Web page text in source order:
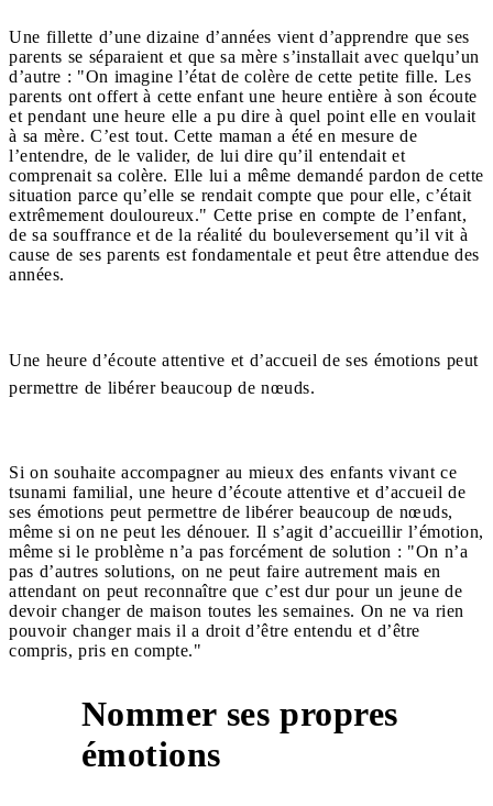
Une fillette d’une dizaine d’années vient d’apprendre que ses
parents se séparaient et que sa mère s’installait avec quelqu’un
d’autre : "On imagine l’état de colère de cette petite fille. Les
parents ont offert à cette enfant une heure entière à son écoute
et pendant une heure elle a pu dire à quel point elle en voulait
à sa mère. C’est tout. Cette maman a été en mesure de
l’entendre, de le valider, de lui dire qu’il entendait et
comprenait sa colère. Elle lui a même demandé pardon de cette
situation parce qu’elle se rendait compte que pour elle, c’était
extrêmement douloureux." Cette prise en compte de l’enfant,
de sa souffrance et de la réalité du bouleversement qu’il vit à
cause de ses parents est fondamentale et peut être attendue des
années.
Une heure d’écoute attentive et d’accueil de ses émotions peut
permettre de libérer beaucoup de nœuds.
Si on souhaite accompagner au mieux des enfants vivant ce
tsunami familial, une heure d’écoute attentive et d’accueil de
ses émotions peut permettre de libérer beaucoup de nœuds,
même si on ne peut les dénouer. Il s’agit d’accueillir l’émotion,
même si le problème n’a pas forcément de solution : "On n’a
pas d’autres solutions, on ne peut faire autrement mais en
attendant on peut reconnaître que c’est dur pour un jeune de
devoir changer de maison toutes les semaines. On ne va rien
pouvoir changer mais il a droit d’être entendu et d’être
compris, pris en compte."
Nommer ses propres
émotions